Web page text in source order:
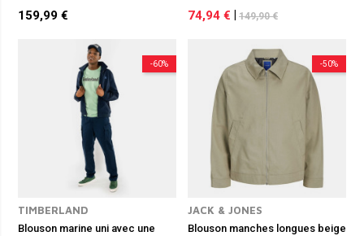
159,99 € 74,94 € 149,90 €
-60%
TIMBERLAND
Blouson marine uni avec une
-50%
JACK & JONES
Blouson manches longues beige